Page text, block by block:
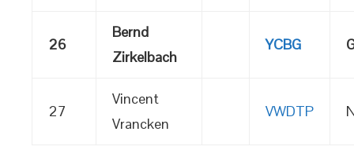
26
Bernd
Zirkelbach
YCBG
27
Vincent
Vrancken
VWDTP